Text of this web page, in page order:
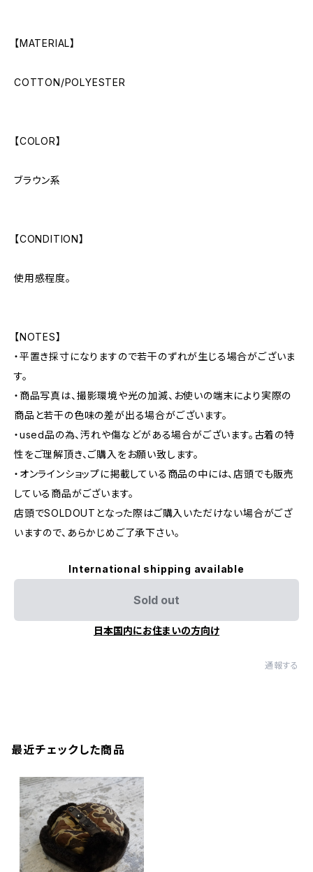
【MATERIAL】
COTTON/POLYESTER
【COLOR】
ブラウン系
【CONDITION】
使用感程度。
【NOTES】
・平置き採寸になりますので若干のずれが生じる場合がございま
す。
・商品写真は、撮影環境や光の加減、お使いの端末により実際の
商品と若干の色味の差が出る場合がございます。
・used品の為、汚れや傷などがある場合がございます。古着の特
性をご理解頂き、ご購入をお願い致します。
・オンラインショップに掲載している商品の中には、店頭でも販売
している商品がございます。
店頭でSOLDOUTとなった際はご購入いただけない場合がござ
いますので、あらかじめご了承下さい。
International shipping available
Sold out
日本国内にお住まいの方向け
通報する
最近チェックした商品